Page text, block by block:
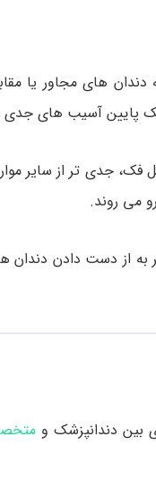
های مجاور یا
فک پایین آسیب های
جدی تر از سایر
می روند.
از دست دادن
بین دندانپزشک و